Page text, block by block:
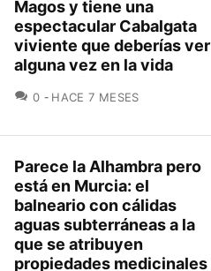
Magos y tiene una
espectacular Cabalgata
viviente que deberías ver
alguna vez en la vida
0 COMENTARIOS
HACE 7 MESES
Parece la Alhambra pero
está en Murcia: el
balneario con cálidas
aguas subterráneas a la
que se atribuyen
propiedades medicinales